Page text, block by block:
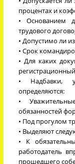
процентах и
• Основанием
трудового
• Допустимо ли
• Срок
• Для каких
• Надбавки,
определяются:
•
обязанностей
• Под прогулом
• Выделяют
• К
работодатель
прошедшего